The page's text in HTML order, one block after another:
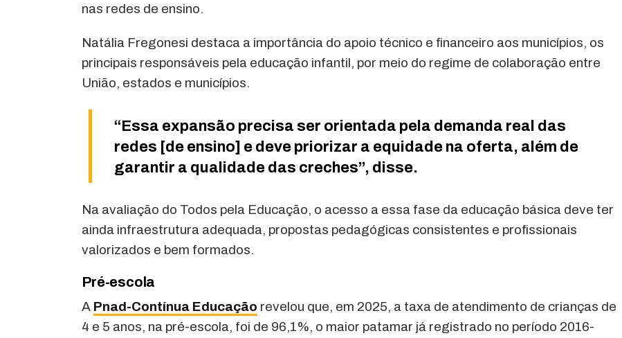
nas redes de ensino.
Natália Fregonesi destaca a importância do apoio técnico e financeiro aos municípios, os
principais responsáveis pela educação infantil, por meio do regime de colaboração entre
União, estados e municípios.
“Essa expansão precisa ser orientada pela demanda real das
redes [de ensino] e deve priorizar a equidade na oferta, além de
garantir a qualidade das creches”, disse.
Na avaliação do Todos pela Educação, o acesso a essa fase da educação básica deve ter
ainda infraestrutura adequada, propostas pedagógicas consistentes e profissionais
valorizados e bem formados.
Pré-escola
A Pnad-Contínua Educação revelou que, em 2025, a taxa de atendimento de crianças de
4 e 5 anos, na pré-escola, foi de 96,1%, o maior patamar já registrado no período 2016-